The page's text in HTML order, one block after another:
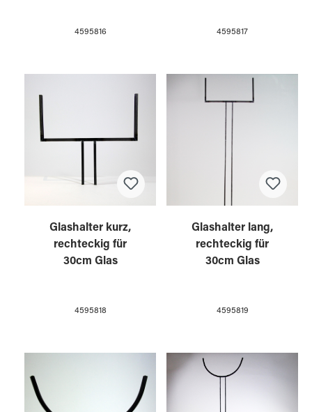
4595816 4595817
Glashalter kurz,
rechteckig für
30cm Glas
4595818
Glashalter lang,
rechteckig für
30cm Glas
4595819